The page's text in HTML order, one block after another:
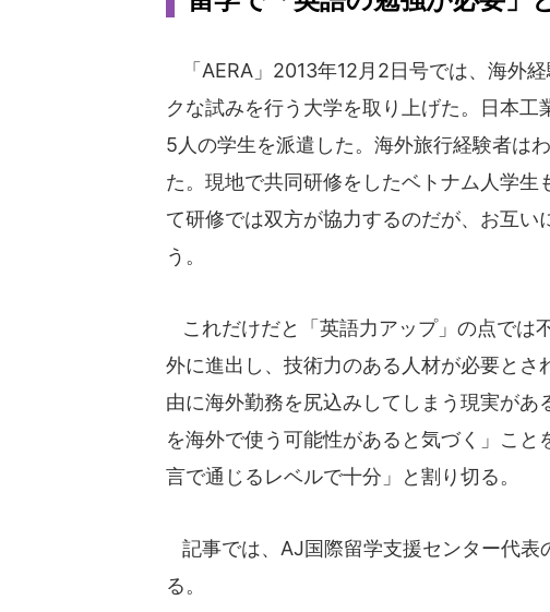
「AERA」2013年12月2日号では、海外
クな試みを行う大学を取り上げた。日本
5人の学生を派遣した。海外旅行経験者は
た。現地で共同研修をしたベトナム人学
て研修では双方が協力するのだが、お互
う。
これだけだと「英語力アップ」の点では
外に進出し、技術力のある人材が必要と
由に海外勤務を尻込みしてしまう現実が
を海外で使う可能性があると気づく」こ
言で通じるレベルで十分」と割り切る。
記事では、AJ国際留学支援センター代表
る。